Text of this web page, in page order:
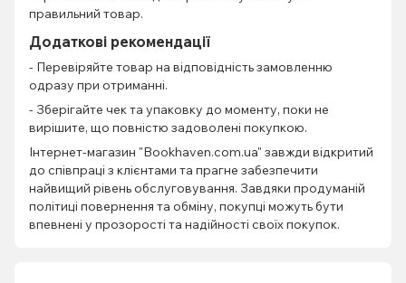
правильний товар.
Додаткові рекомендації
- Перевіряйте товар на відповідність замовленню
одразу при отриманні.
- Зберігайте чек та упаковку до моменту, поки не
вирішите, що повністю задоволені покупкою.
Інтернет-магазин "Bookhaven.com.ua" завжди відкритий
до співпраці з клієнтами та прагне забезпечити
найвищий рівень обслуговування. Завдяки продуманій
політиці повернення та обміну, покупці можуть бути
впевнені у прозорості та надійності своїх покупок.